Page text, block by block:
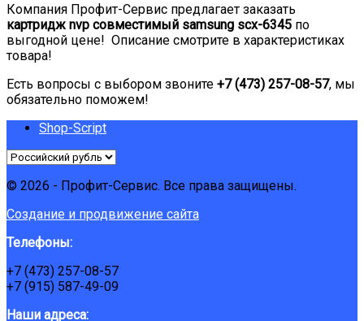
Компания Профит-Сервис предлагает заказать
картридж nvp совместимый samsung scx-6345 по
выгодной цене! Описание смотрите в характеристиках
товара!
Есть вопросы с выбором звоните +7 (473) 257-08-57, мы
обязательно поможем!
Shop-Script
© 2026 - Профит-Сервис. Все права защищены.
Создание и продвижение сайта
Телефоны:
+7 (473) 257-08-57
+7 (915) 587-49-09
Наши адреса: